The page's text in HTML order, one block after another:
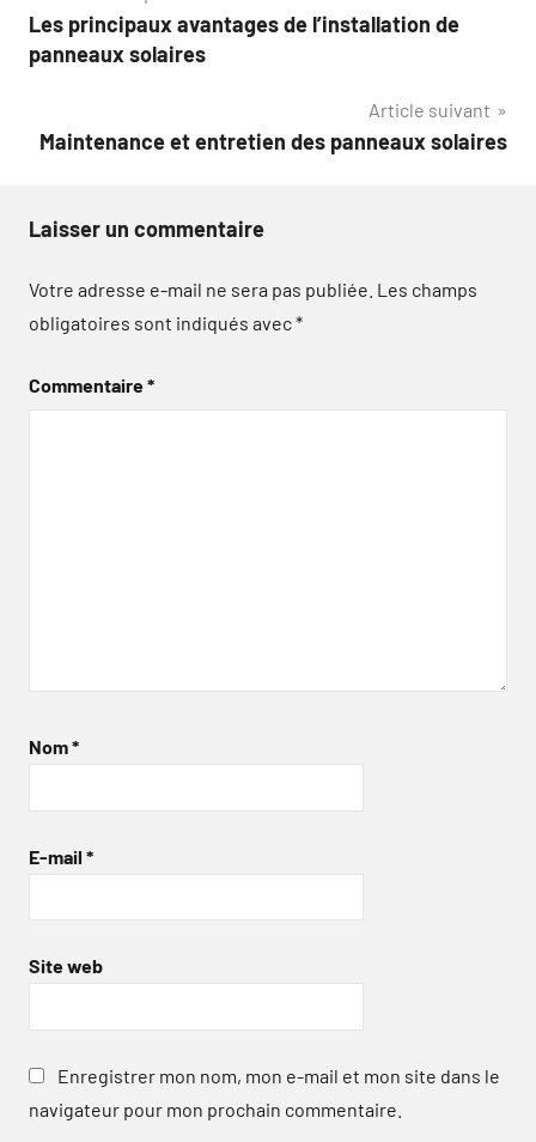
de
Les principaux avantages de l’installation de
panneaux solaires
Article suivant
Maintenance et entretien des panneaux solaires
Laisser un commentaire
Votre adresse e-mail ne sera pas publiée. Les champs
obligatoires sont indiqués avec*
Commentaire*
Nom*
E-mail *
Site web
Enregistrer mon nom, mon e-mail et mon site dans le
navigateur pour mon prochain commentaire.